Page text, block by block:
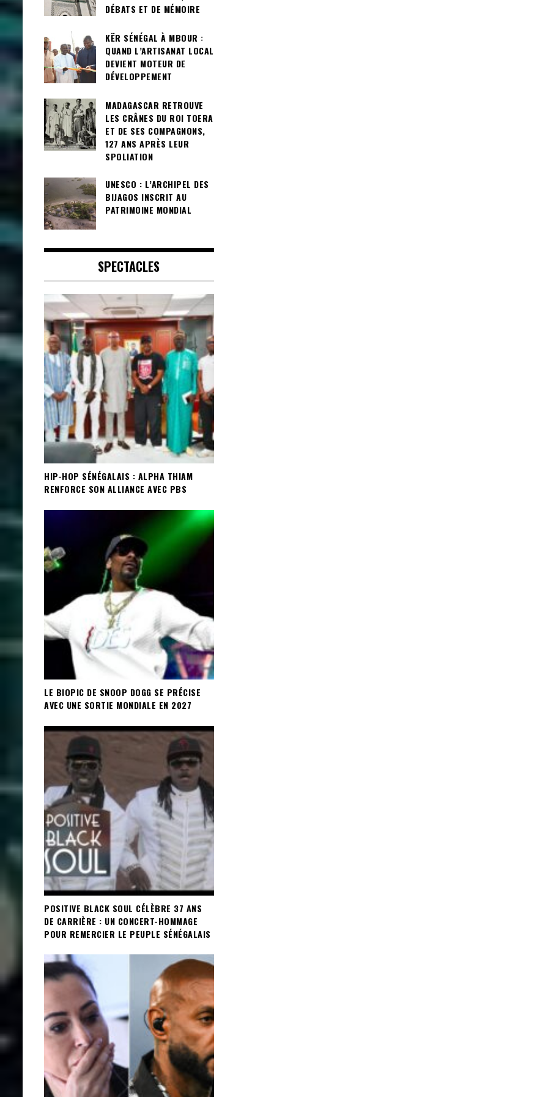
DÉBATS ET DE MÉMOIRE
KËR SÉNÉGAL À MBOUR :
QUAND L’ARTISANAT LOCAL
DEVIENT MOTEUR DE
DÉVELOPPEMENT
MADAGASCAR RETROUVE
LES CRÂNES DU ROI TOERA
ET DE SES COMPAGNONS,
127 ANS APRÈS LEUR
SPOLIATION
UNESCO : L’ARCHIPEL DES
BIJAGOS INSCRIT AU
PATRIMOINE MONDIAL
SPECTACLES
HIP-HOP SÉNÉGALAIS : ALPHA THIAM
RENFORCE SON ALLIANCE AVEC PBS
LE BIOPIC DE SNOOP DOGG SE PRÉCISE
AVEC UNE SORTIE MONDIALE EN 2027
POSITIVE BLACK SOUL CÉLÈBRE 37 ANS
DE CARRIÈRE : UN CONCERT-HOMMAGE
POUR REMERCIER LE PEUPLE SÉNÉGALAIS